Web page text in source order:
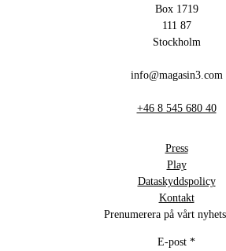
Box 1719
111 87
Stockholm
info@magasin3.com
+46 8 545 680 40
Press
Play
Dataskyddspolicy
Kontakt
Prenumerera på vårt
E-post *